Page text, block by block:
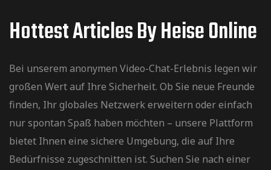
Hottest Articles By Heise Online
Bei unserem anonymen Video-Chat-Erlebnis legen wir
großen Wert auf Ihre Sicherheit. Ob Sie neue Freunde
finden, Ihr globales Netzwerk erweitern oder einfach
nur spontan Spaß haben möchten – unsere Plattform
bietet Ihnen eine sichere Umgebung, die auf Ihre
Bedürfnisse zugeschnitten ist. Suchen Sie nach einer